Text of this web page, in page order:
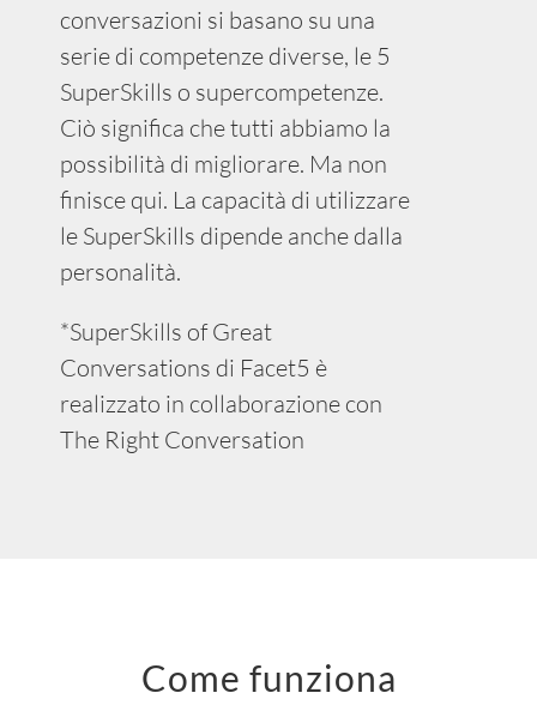
conversazioni si basano su una
serie di competenze diverse, le 5
SuperSkills o supercompetenze.
Ciò significa che tutti abbiamo la
possibilità di migliorare. Ma non
finisce qui. La capacità di utilizzare
le SuperSkills dipende anche dalla
personalità.
*SuperSkills of Great
Conversations di Facet5 è
realizzato in collaborazione con
The Right Conversation
Come funziona